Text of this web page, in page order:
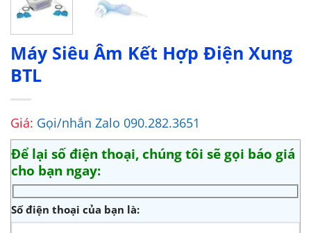
Máy Siêu Âm Kết Hợp Điện Xung
BTL
Giá: Gọi/nhắn Zalo 090.282.3651
Để lại số điện thoại, chúng tôi sẽ gọi báo giá
cho bạn ngay:
Số điện thoại của bạn là: